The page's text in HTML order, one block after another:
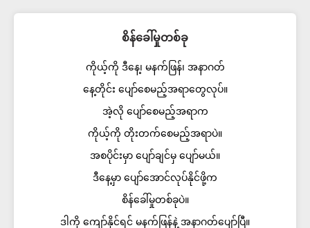
စိန်ခေါ်မှုတစ်ခု
ကိုယ့်ကို ဒီနေ့၊ မနက်ဖြန်၊ အနာဂတ်
နေ့တိုင်း ပျော်စေမည့်အရာတွေလုပ်။
အဲ့လို ပျော်စေမည့်အရာက
ကိုယ့်ကို တိုးတက်စေမည့်အရာပဲ။
အစပိုင်းမှာ ပျော်ချင်မှ ပျော်မယ်။
ဒီနေ့မှာ ပျော်အောင်လုပ်နိုင်ဖို့က
စိန်ခေါ်မှုတစ်ခုပဲ။
ဒါကို ကျော်နိုင်ရင် မနက်ဖြန်နဲ့ အနာဂတ်ပျော်ပြီ။